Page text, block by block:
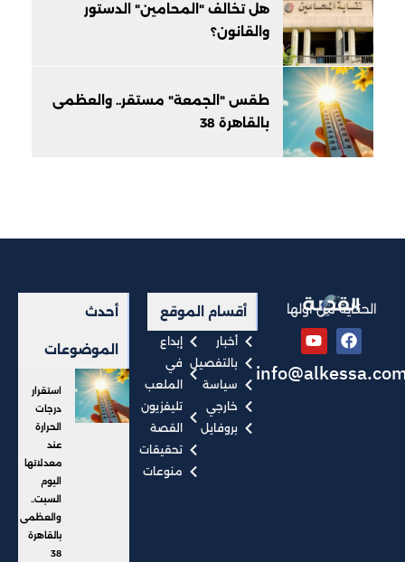
هل تخالف "المحامين" الدستور
والقانون؟
طقس "الجمعة" مستقر.. والعظمى
بالقاهرة 38
الحكاية من أولها أقسام الموقع
أخبار
بالتفصيل
سياسة
خارجي
بروفايل
إبداع
في
الملعب
تليفزيون
القصة
تحقيقات
منوعات
أحدث
الموضوعات
استقرار
درجات
الحرارة
عند
معدلاتها
اليوم
السبت..
والعظمى
بالقاهرة
38